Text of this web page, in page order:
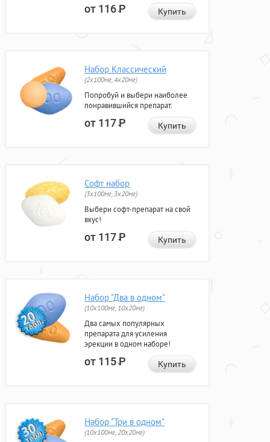
от 116Р Купить
Набор Классический
(2x100мг, 4x20мг)
Попробуй и выбери наиболее
понравившийся препарат.
от 117Р Купить
Софт набор
(3x100мг, 3x20мг)
Выбери софт-препарат на свой
вкус!
от 117Р Купить
Набор "Два в одном"
(10x100мг, 10x20мг)
Два самых популярных
препарата для усиления
эрекции в одном наборе!
от 115Р Купить
Набор "Три в одном"
(10x100мг, 20x20мг)